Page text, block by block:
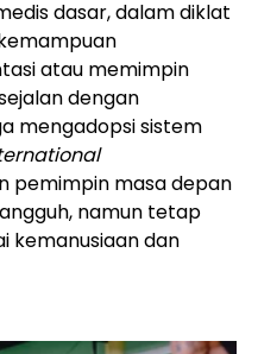
dasar, dalam diklat
atau memimpin
dengan
mengadopsi sistem
pemimpin masa depan
namun tetap
kemanusiaan dan